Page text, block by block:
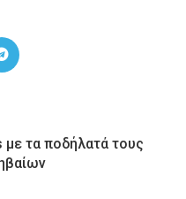
τα ποδήλατά τους